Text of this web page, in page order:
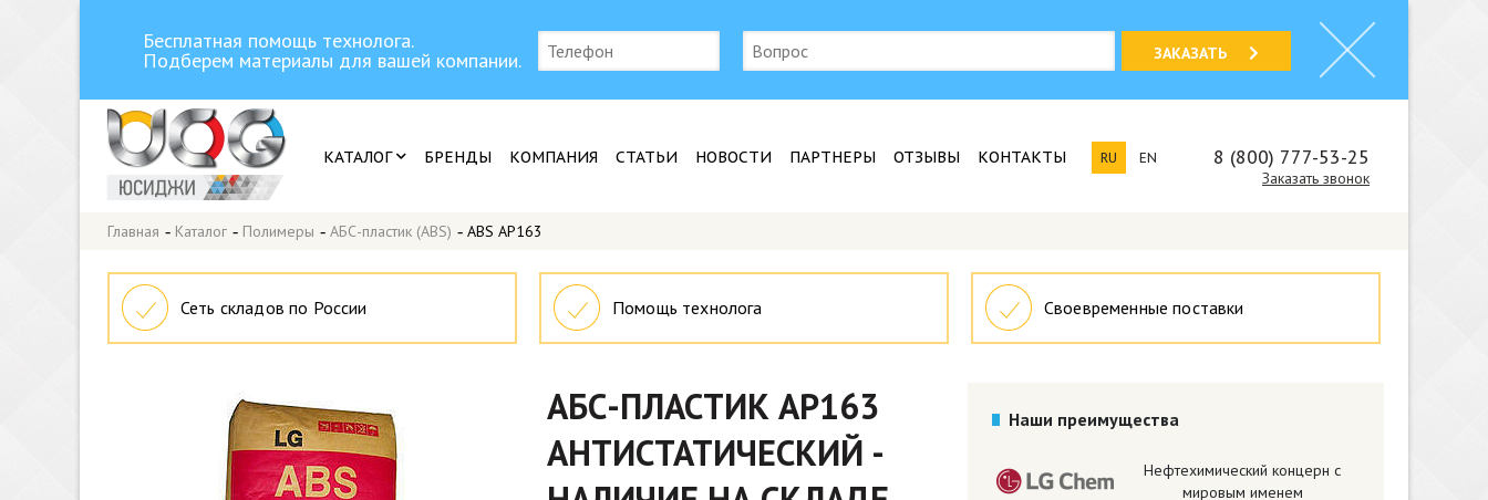
Бесплатная помощь технолога.
Подберем материалы для вашей компании. ЗАКАЗАТЬ
КАТАЛОГ БРЕНДЫ КОМПАНИЯ СТАТЬИ НОВОСТИ ПАРТНЕРЫ ОТЗЫВЫ КОНТАКТЫ RU EN 8 (800) 777-53-25
Заказать звонок
Главная - Каталог - Полимеры - АБС-пластик (ABS) - ABS AP163
Сеть складов по России Помощь технолога Своевременные поставки
АБС-ПЛАСТИК AP163
АНТИСТАТИЧЕСКИЙ -
Наши преимущества
Нефтехимический концерн с
мировым именем